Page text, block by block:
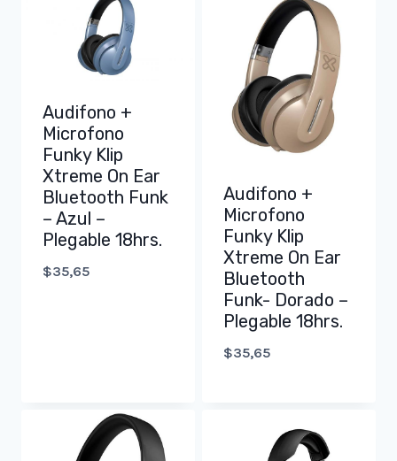
Audifono +
Microfono
Funky Klip
Xtreme On Ear
Bluetooth Funk
– Azul –
Plegable 18hrs.
$35,65
Audifono +
Microfono
Funky Klip
Xtreme On Ear
Bluetooth
Funk- Dorado –
Plegable 18hrs.
$35,65